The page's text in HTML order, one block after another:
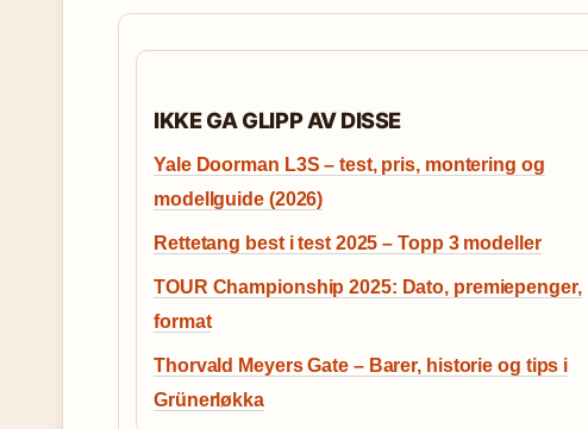
IKKE GA GLIPP AV DISSE
Yale Doorman L3S – test, pris, montering og
modellguide (2026)
Rettetang best i test 2025 – Topp 3 modeller
TOUR Championship 2025: Dato, premiepenger,
format
Thorvald Meyers Gate – Barer, historie og tips i
Grünerløkka